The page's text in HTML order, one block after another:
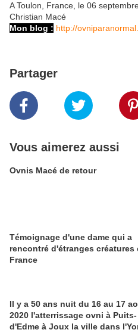
A Toulon, France, le 06
Christian Macé
Mon blog : http://
Partager
Vous aimerez aussi
Ovnis Macé de retour
Témoignage d'une dame qui a
rencontré d'étranges créatures
France
Il y a 50 ans nuit du 16 au 17
2020 l'atterrissage ovni à Puits-
d'Edme à Joux la ville dans